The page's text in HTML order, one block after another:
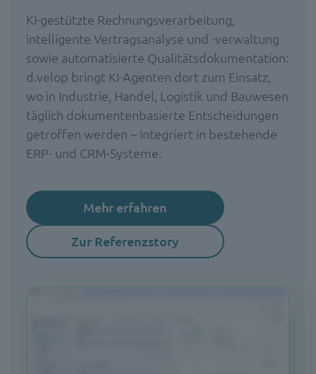
KI-gestützte Rechnungsverarbeitung,
intelligente Vertragsanalyse und -verwaltung
sowie automatisierte Qualitätsdokumentation:
d.velop bringt KI-Agenten dort zum Einsatz,
wo in Industrie, Handel, Logistik und Bauwesen
täglich dokumentenbasierte Entscheidungen
getroffen werden – integriert in bestehende
ERP- und CRM-Systeme.
Mehr erfahren
Zur Referenzstory